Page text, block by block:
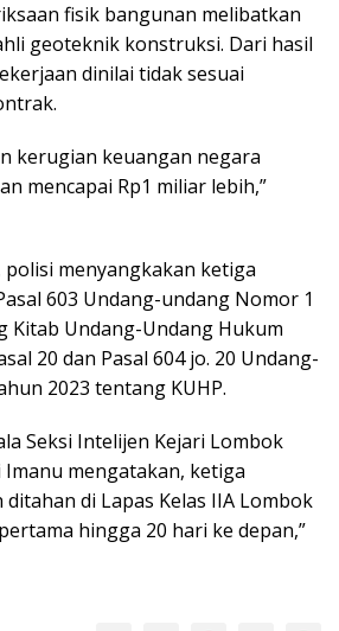
fisik bangunan melibatkan
geoteknik konstruksi. Dari hasil
dinilai tidak sesuai
kerugian keuangan negara
mencapai Rp1 miliar lebih,”
menyangkakan ketiga
603 Undang-undang Nomor 1
Kitab Undang-Undang Hukum
20 dan Pasal 604 jo. 20 Undang-
2023 tentang KUHP.
Seksi Intelijen Kejari Lombok
Imanu mengatakan, ketiga
di Lapas Kelas IIA Lombok
hingga 20 hari ke depan,”